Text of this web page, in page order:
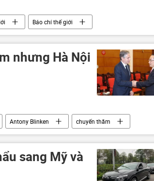
Báo chí thế giới
nhưng Hà Nội
Antony Blinken
chuyến thăm
Chính Chính trị
sang Mỹ và